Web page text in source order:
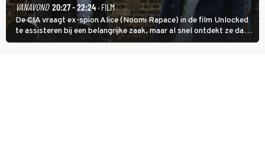
VANAVOND 20:27 - 22:24· FILM
De CIA vraagt ex-spion Alice (Noomi Rapace) in de film Unlocked
te assisteren bij een belangrijke zaak, maar al snel ontdekt ze dat
degene die haar aanstelde kwade bedoelingen heeft.